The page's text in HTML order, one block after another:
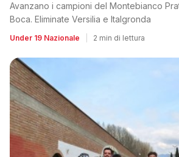
Avanzano i campioni del Montebianco
Boca. Eliminate Versilia e Italgronda
Under 19 Nazionale 2 min di lettura